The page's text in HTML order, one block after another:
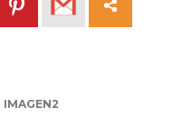
IMAGEN2